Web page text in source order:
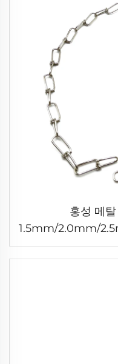
홍성 메
1.5mm/2.0mm/